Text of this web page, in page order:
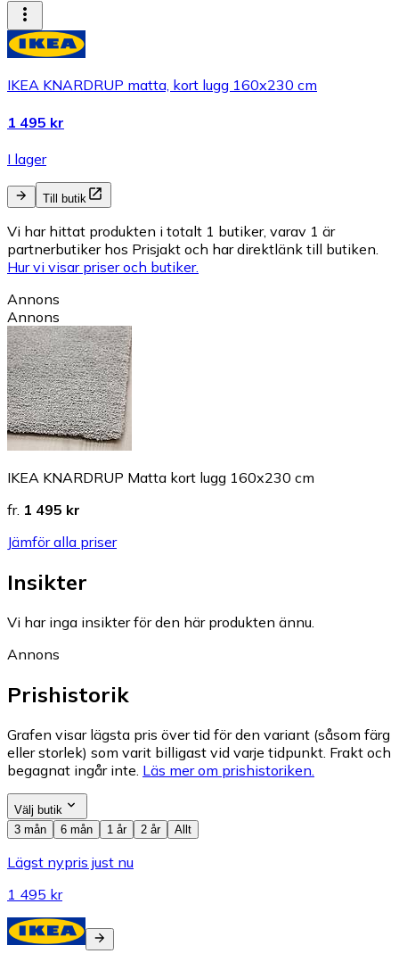
IKEA KNARDRUP matta, kort lugg 160x230 cm
1 495 kr
I lager
Till butik
Vi har hittat produkten i totalt 1 butiker, varav 1 är
partnerbutiker hos Prisjakt och har direktlänk till butiken.
Hur vi visar priser och butiker.
Annons
Annons
IKEA KNARDRUP Matta kort lugg 160x230 cm
fr. 1 495 kr
Jämför alla priser
Insikter
Vi har inga insikter för den här produkten ännu.
Annons
Prishistorik
Grafen visar lägsta pris över tid för den variant (såsom färg
eller storlek) som varit billigast vid varje tidpunkt. Frakt och
begagnat ingår inte. Läs mer om prishistoriken.
Välj butik
3 mån
6 mån 1 år 2 år Allt
Lägst nypris just nu
1 495 kr